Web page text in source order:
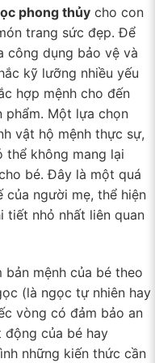
phong thủy cho con
trang sức đẹp. Để
công dụng bảo vệ và
kỹ lưỡng nhiều yếu
hợp mệnh cho đến
phẩm. Một lựa chọn
vật hộ mệnh thực sự,
thể không mang lại
bé. Đây là một quá
người mẹ, thể hiện
tiết nhỏ nhất liên quan
mệnh của bé theo
(là ngọc tự nhiên hay
vòng có đảm bảo an
của bé hay
những kiến thức cần